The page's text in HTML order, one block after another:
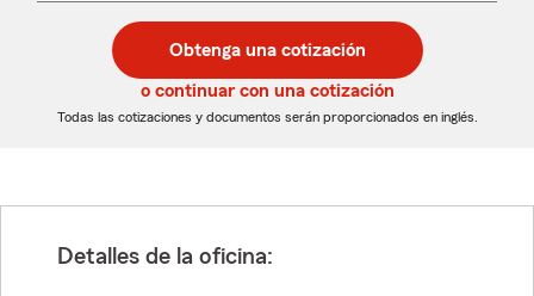
de
5
dígitos
de
5
dígitos
Obtenga una cotización
o continuar con una cotización
Todas las cotizaciones y documentos serán proporcionados en inglés.
Detalles de la oficina: